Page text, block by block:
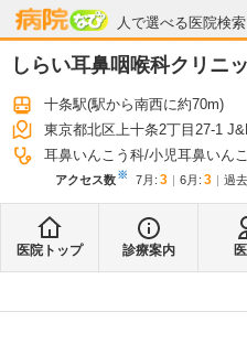
人で選べる医院検索
病院なび
しらい耳鼻咽喉科クリニ
十条駅(駅から南西に約70m)
東京都北区上十条2丁目27-1
耳鼻いんこう科 小児耳鼻いん
アクセス数※ 7月 : 3 6月 : 3 過
医院トップ 診療案内